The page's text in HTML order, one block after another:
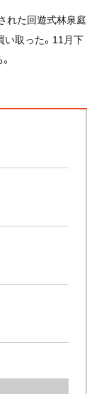
れた回遊式林泉庭
い取った。11月下